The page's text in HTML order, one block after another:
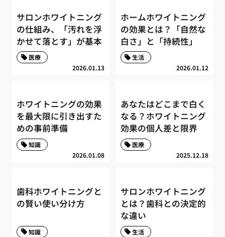
サロンホワイトニング
の仕組み、「汚れを浮
かせて落とす」が基本
2026.01.13
医療
ホームホワイトニング
の効果とは？「自然な
白さ」と「持続性」
2026.01.12
生活
ホワイトニングの効果
を最大限に引き出すた
めの事前準備
2026.01.08
知識
あなたはどこまで白く
なる？ホワイトニング
効果の個人差と限界
2025.12.18
医療
歯科ホワイトニングと
の賢い使い分け方
知識
サロンホワイトニング
とは？歯科との決定的
な違い
生活